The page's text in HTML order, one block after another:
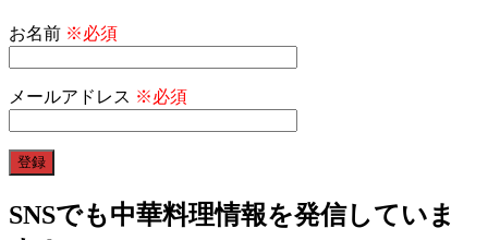
お名前 ※必須
メールアドレス ※必須
SNSでも中華料理情報を発信していま